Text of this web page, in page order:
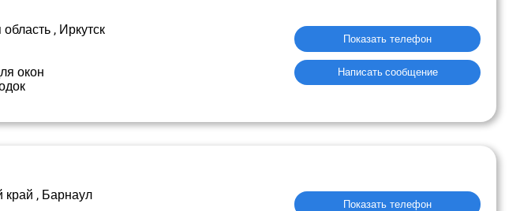
, Иркутск
окон
Показать телефон
Написать сообщение
край , Барнаул
Показать телефон